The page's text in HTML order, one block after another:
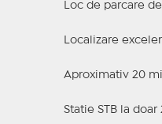
Loc de parcare
Localizare
Aproximativ 20
Statie STB la